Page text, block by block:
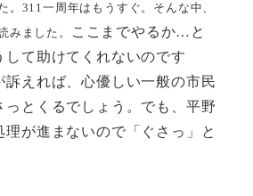
。311一周年はもうすぐ。そんな中、
みました。
ここまでやるか…と
して助けてくれないのです
えれば、心優しい一般の市民
っとくるでしょう。でも、平野
が進まないので「ぐさっ」と